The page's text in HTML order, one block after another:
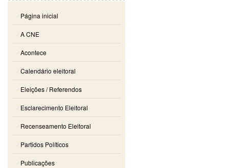
Página inicial
A CNE
Acontece
Calendário eleitoral
Eleições / Referendos
Esclarecimento Eleitoral
Recenseamento Eleitoral
Partidos Políticos
Publicações